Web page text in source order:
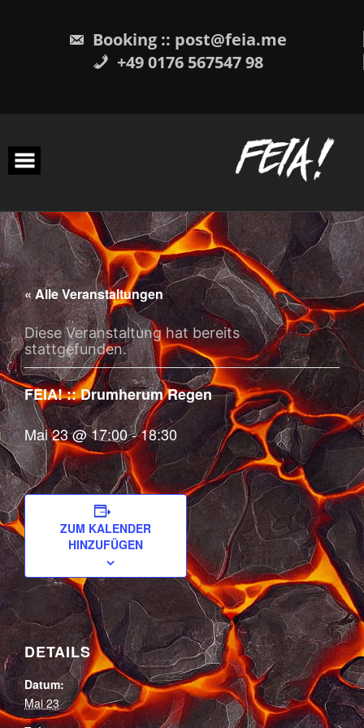
Booking :: post@feia.me
+49 0176 567547 98
« Alle Veranstaltungen
Diese Veranstaltung hat bereits
stattgefunden.
FEIA! :: Drumherum Regen
Mai 23 @ 17:00-18:30
ZUM KALENDER
HINZUFÜGEN
DETAILS
Datum:
Mai 23